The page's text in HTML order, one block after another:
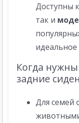
Доступны
так и
идеальное
Когда
задние
Для семей